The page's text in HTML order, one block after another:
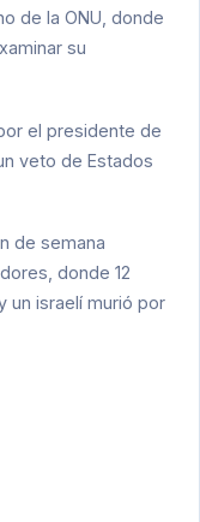
de la ONU, donde
su
el presidente de
veto de Estados
de semana
donde 12
un israelí murió por